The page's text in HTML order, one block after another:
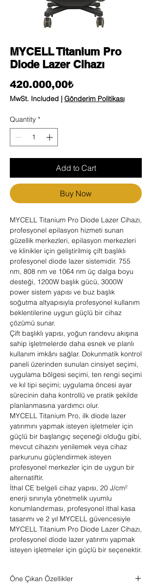
MYCELL Titanium Pro
Diode Lazer Cihazı
420.000,00₺Price
MwSt. Included | Gönderim Politikası
Quantity *
Add to Cart
Buy Now
MYCELL Titanium Pro Diode Lazer Cihazı,
profesyonel epilasyon hizmeti sunan
güzellik merkezleri, epilasyon merkezleri
ve klinikler için geliştirilmiş çift başlıklı
profesyonel diode lazer sistemidir. 755
nm, 808 nm ve 1064 nm üç dalga boyu
desteği, 1200W başlık gücü, 3000W
power sistem yapısı ve buz başlık
soğutma altyapısıyla profesyonel kullanım
beklentilerine uygun güçlü bir cihaz
çözümü sunar.
Çift başlıklı yapısı, yoğun randevu akışına
sahip işletmelerde daha esnek ve planlı
kullanım imkânı sağlar. Dokunmatik kontrol
paneli üzerinden sunulan cinsiyet seçimi,
uygulama bölgesi seçimi, ten rengi seçimi
ve kıl tipi seçimi; uygulama öncesi ayar
sürecinin daha kontrollü ve pratik şekilde
planlanmasına yardımcı olur.
MYCELL Titanium Pro, ilk diode lazer
yatırımını yapmak isteyen işletmeler için
güçlü bir başlangıç seçeneği olduğu gibi,
mevcut cihazını yenilemek veya cihaz
parkurunu güçlendirmek isteyen
profesyonel merkezler için de uygun bir
alternatiftir.
İthal CE belgeli cihaz yapısı, 20 J/cm²
enerji sınırıyla yönetmelik uyumlu
konumlandırması, profesyonel ithal kasa
tasarımı ve 2 yıl MYCELL güvencesiyle
MYCELL Titanium Pro Diode Lazer Cihazı,
profesyonel diode lazer yatırımı yapmak
isteyen işletmeler için güçlü bir seçenektir.
Öne Çıkan Özellikler